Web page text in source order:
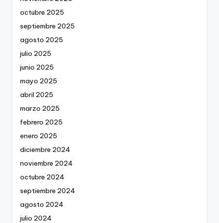
octubre 2025
septiembre 2025
agosto 2025
julio 2025
junio 2025
mayo 2025
abril 2025
marzo 2025
febrero 2025
enero 2025
diciembre 2024
noviembre 2024
octubre 2024
septiembre 2024
agosto 2024
julio 2024